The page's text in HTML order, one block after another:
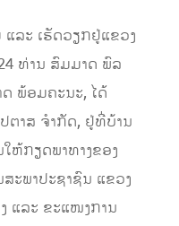
ລະ ເຮັດວຽກຢູ່ແຂວງ
ທ່ານ ສົມມາດ ພົລ
ດ ພ້ອມຄະນະ, ໄດ້
ຕາສ ຈໍາກັດ, ຢູ່ທີ່ບ້ານ
ຫ້ກຽດພາທາງຂອງ
ະພາປະຊາຊົນ ແຂວງ
ແລະ ຂະແໜງການ